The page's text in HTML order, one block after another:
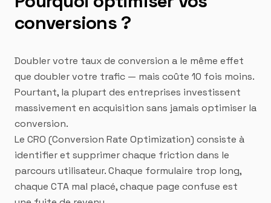
conversions ?
Doubler votre taux de conversion a le même effet
que doubler votre trafic — mais coûte 10 fois moins.
Pourtant, la plupart des entreprises investissent
massivement en acquisition sans jamais optimiser la
conversion.
Le CRO (Conversion Rate Optimization) consiste à
identifier et supprimer chaque friction dans le
parcours utilisateur. Chaque formulaire trop long,
chaque CTA mal placé, chaque page confuse est